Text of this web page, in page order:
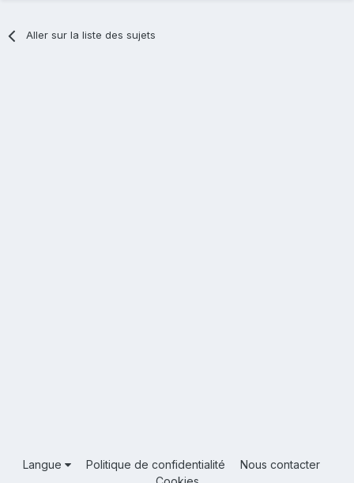
Aller sur la liste des sujets
Langue Politique de confidentialité
Nous contacter